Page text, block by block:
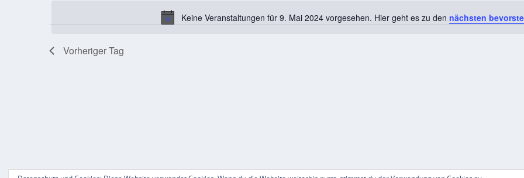
Hinweis
Keine Veranstaltungen für 9. Mai 2024 vorgesehen. Hier geht es zu den nächsten
Vorheriger Tag